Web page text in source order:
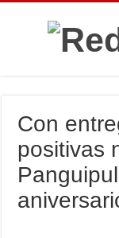
Con
positivas